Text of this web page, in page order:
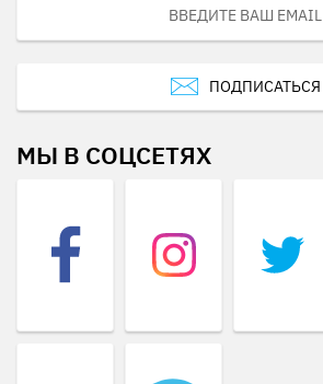
ПОДПИСАТЬСЯ
МЫ В СОЦСЕТЯХ